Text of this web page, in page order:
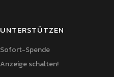
UNTERSTÜTZEN
Sofort-Spende
Anzeige schalten!